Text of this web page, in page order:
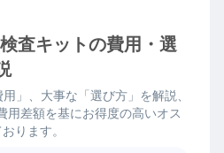
査キットの費用・選
」、大事な「選び方」を解説、
用差額を基にお得度の高いオス
ります。